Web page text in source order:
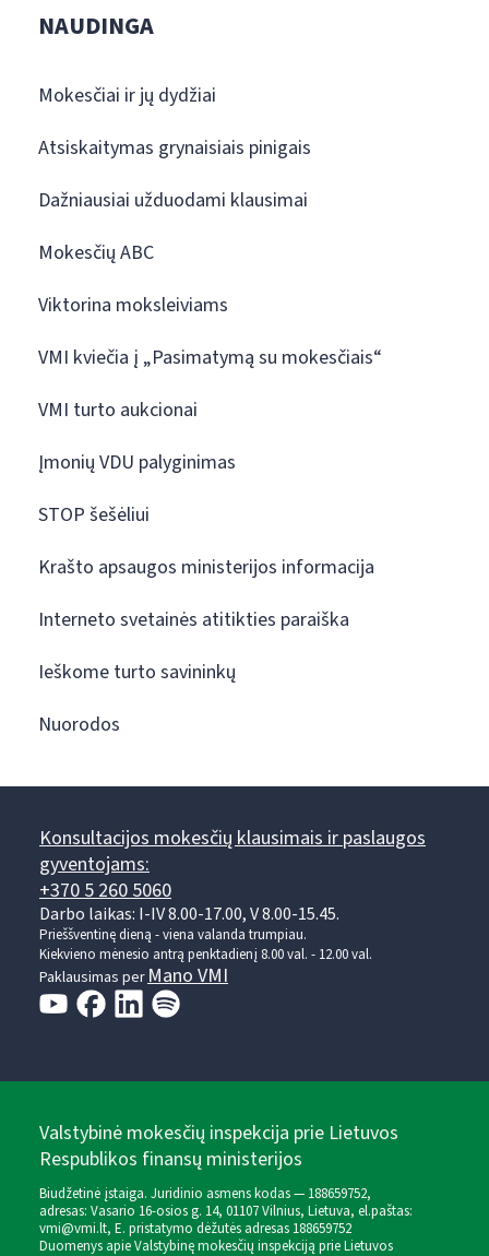
NAUDINGA
Mokesčiai ir jų dydžiai
Atsiskaitymas grynaisiais pinigais
Dažniausiai užduodami klausimai
Mokesčių ABC
Viktorina moksleiviams
VMI kviečia į „Pasimatymą su mokesčiais“
VMI turto aukcionai
Įmonių VDU palyginimas
STOP šešėliui
Krašto apsaugos ministerijos informacija
Interneto svetainės atitikties paraiška
Ieškome turto savininkų
Nuorodos
Konsultacijos mokesčių klausimais ir paslaugos
gyventojams:
+370 5 260 5060
Darbo laikas: I-IV 8.00-17.00, V 8.00-15.45.
Prieššventinę dieną - viena valanda trumpiau.
Kiekvieno mėnesio antrą penktadienį 8.00 val. - 12.00 val.
Paklausimas perMano VMI
Valstybinė mokesčių inspekcija prie Lietuvos
Respublikos finansų ministerijos
Biudžetinė įstaiga. Juridinio asmens kodas — 188659752,
adresas: Vasario 16-osios g. 14, 01107 Vilnius, Lietuva, el.paštas:
vmi@vmi.lt, E. pristatymo dėžutės adresas 188659752
Duomenys apie Valstybinę mokesčių inspekciją prie Lietuvos